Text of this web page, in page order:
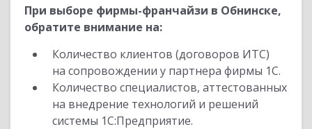
При выборе фирмы-франчайзи в Обнинске,
обратите внимание на:
Количество клиентов (договоров ИТС)
на сопровождении у партнера фирмы 1С.
Количество специалистов, аттестованных
на внедрение технологий и решений
системы 1С:Предприятие.